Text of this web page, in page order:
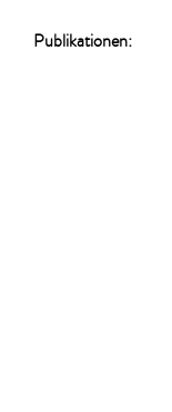
Publikationen: